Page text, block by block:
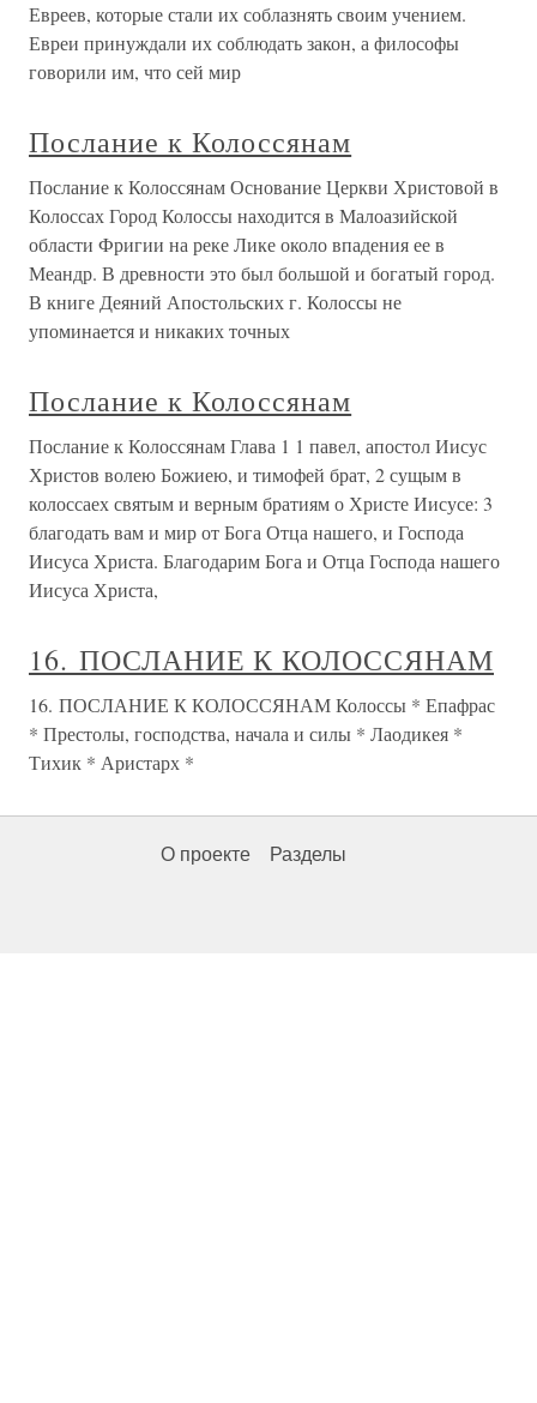
Евреев, которые стали их соблазнять своим учением.
Евреи принуждали их соблюдать закон, а философы
говорили им, что сей мир
Послание к Колоссянам
Послание к Колоссянам Основание Церкви Христовой в
Колоссах Город Колоссы находится в Малоазийской
области Фригии на реке Лике около впадения ее в
Меандр. В древности это был большой и богатый город.
В книге Деяний Апостольских г. Колоссы не
упоминается и никаких точных
Послание к Колоссянам
Послание к Колоссянам Глава 1 1 павел, апостол Иисус
Христов волею Божиею, и тимофей брат, 2 сущым в
колоссаех святым и верным братиям о Христе Иисусе: 3
благодать вам и мир от Бога Отца нашего, и Господа
Иисуса Христа. Благодарим Бога и Отца Господа нашего
Иисуса Христа,
16. ПОСЛАНИЕ К КОЛОССЯНАМ
16. ПОСЛАНИЕ К КОЛОССЯНАМ Колоссы * Епафрас
* Престолы, господства, начала и силы * Лаодикея *
Тихик * Аристарх *
О проекте Разделы